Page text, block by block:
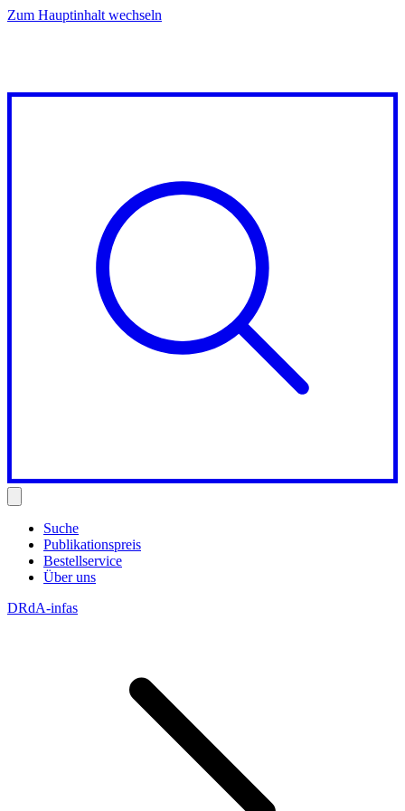
Zum Hauptinhalt wechseln
Suche
Publikationspreis
Bestellservice
Über uns
DRdA-infas